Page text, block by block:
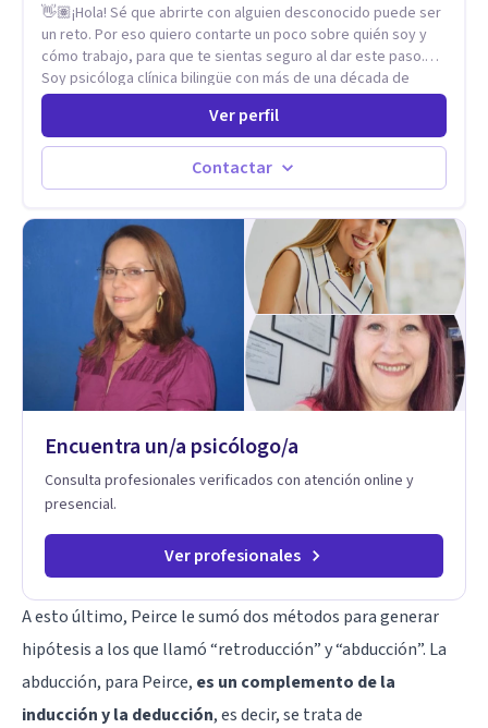
👋🏽¡Hola! Sé que abrirte con alguien desconocido puede ser
un reto. Por eso quiero contarte un poco sobre quién soy y
cómo trabajo, para que te sientas seguro al dar este paso.
Soy psicóloga clínica bilingüe con más de una década de
experiencia. He dictado conferencias, escrito artículos y
ejercido como profesora universitaria. Un dato curioso: he
vivido en varios países y conozco de primera mano lo que
significa ser migrante, adaptarse a los cambios y empezar de
nuevo.
Ver perfil
Contactar
Encuentra un/a psicólogo/a
Consulta profesionales verificados con atención online y
presencial.
Ver profesionales
A esto último, Peirce le sumó dos métodos para generar
hipótesis a los que llamó “retroducción” y “abducción”. La
abducción, para Peirce, es un complemento de la
inducción y la deducción, es decir, se trata de